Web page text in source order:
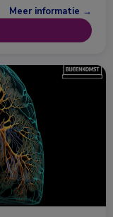
Meer informatie →